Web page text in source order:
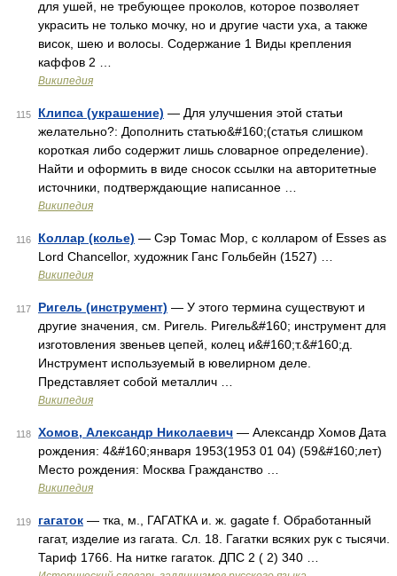
для ушей, не требующее проколов, которое позволяет
украсить не только мочку, но и другие части уха, а также
висок, шею и волосы. Содержание 1 Виды крепления
каффов 2 …
Википедия
115 Клипса (украшение) — Для улучшения этой статьи
желательно?: Дополнить статью&#160;(статья слишком
короткая либо содержит лишь словарное определение).
Найти и оформить в виде сносок ссылки на авторитетные
источники, подтверждающие написанное …
Википедия
116 Коллар (колье) — Сэр Томас Мор, с колларом of Esses as
Lord Chancellor, художник Ганс Гольбейн (1527) …
Википедия
117 Ригель (инструмент) — У этого термина существуют и
другие значения, см. Ригель. Ригель&#160; инструмент для
изготовления звеньев цепей, колец и&#160;т.&#160;д.
Инструмент используемый в ювелирном деле.
Представляет собой металлич …
Википедия
118 Хомов, Александр Николаевич — Александр Хомов Дата
рождения: 4&#160;января 1953(1953 01 04) (59&#160;лет)
Место рождения: Москва Гражданство …
Википедия
119 гагаток — тка, м., ГАГАТКА и. ж. gagate f. Обработанный
гагат, изделие из гагата. Сл. 18. Гагатки всяких рук с тысячи.
Тариф 1766. На нитке гагаток. ДПС 2 ( 2) 340 …